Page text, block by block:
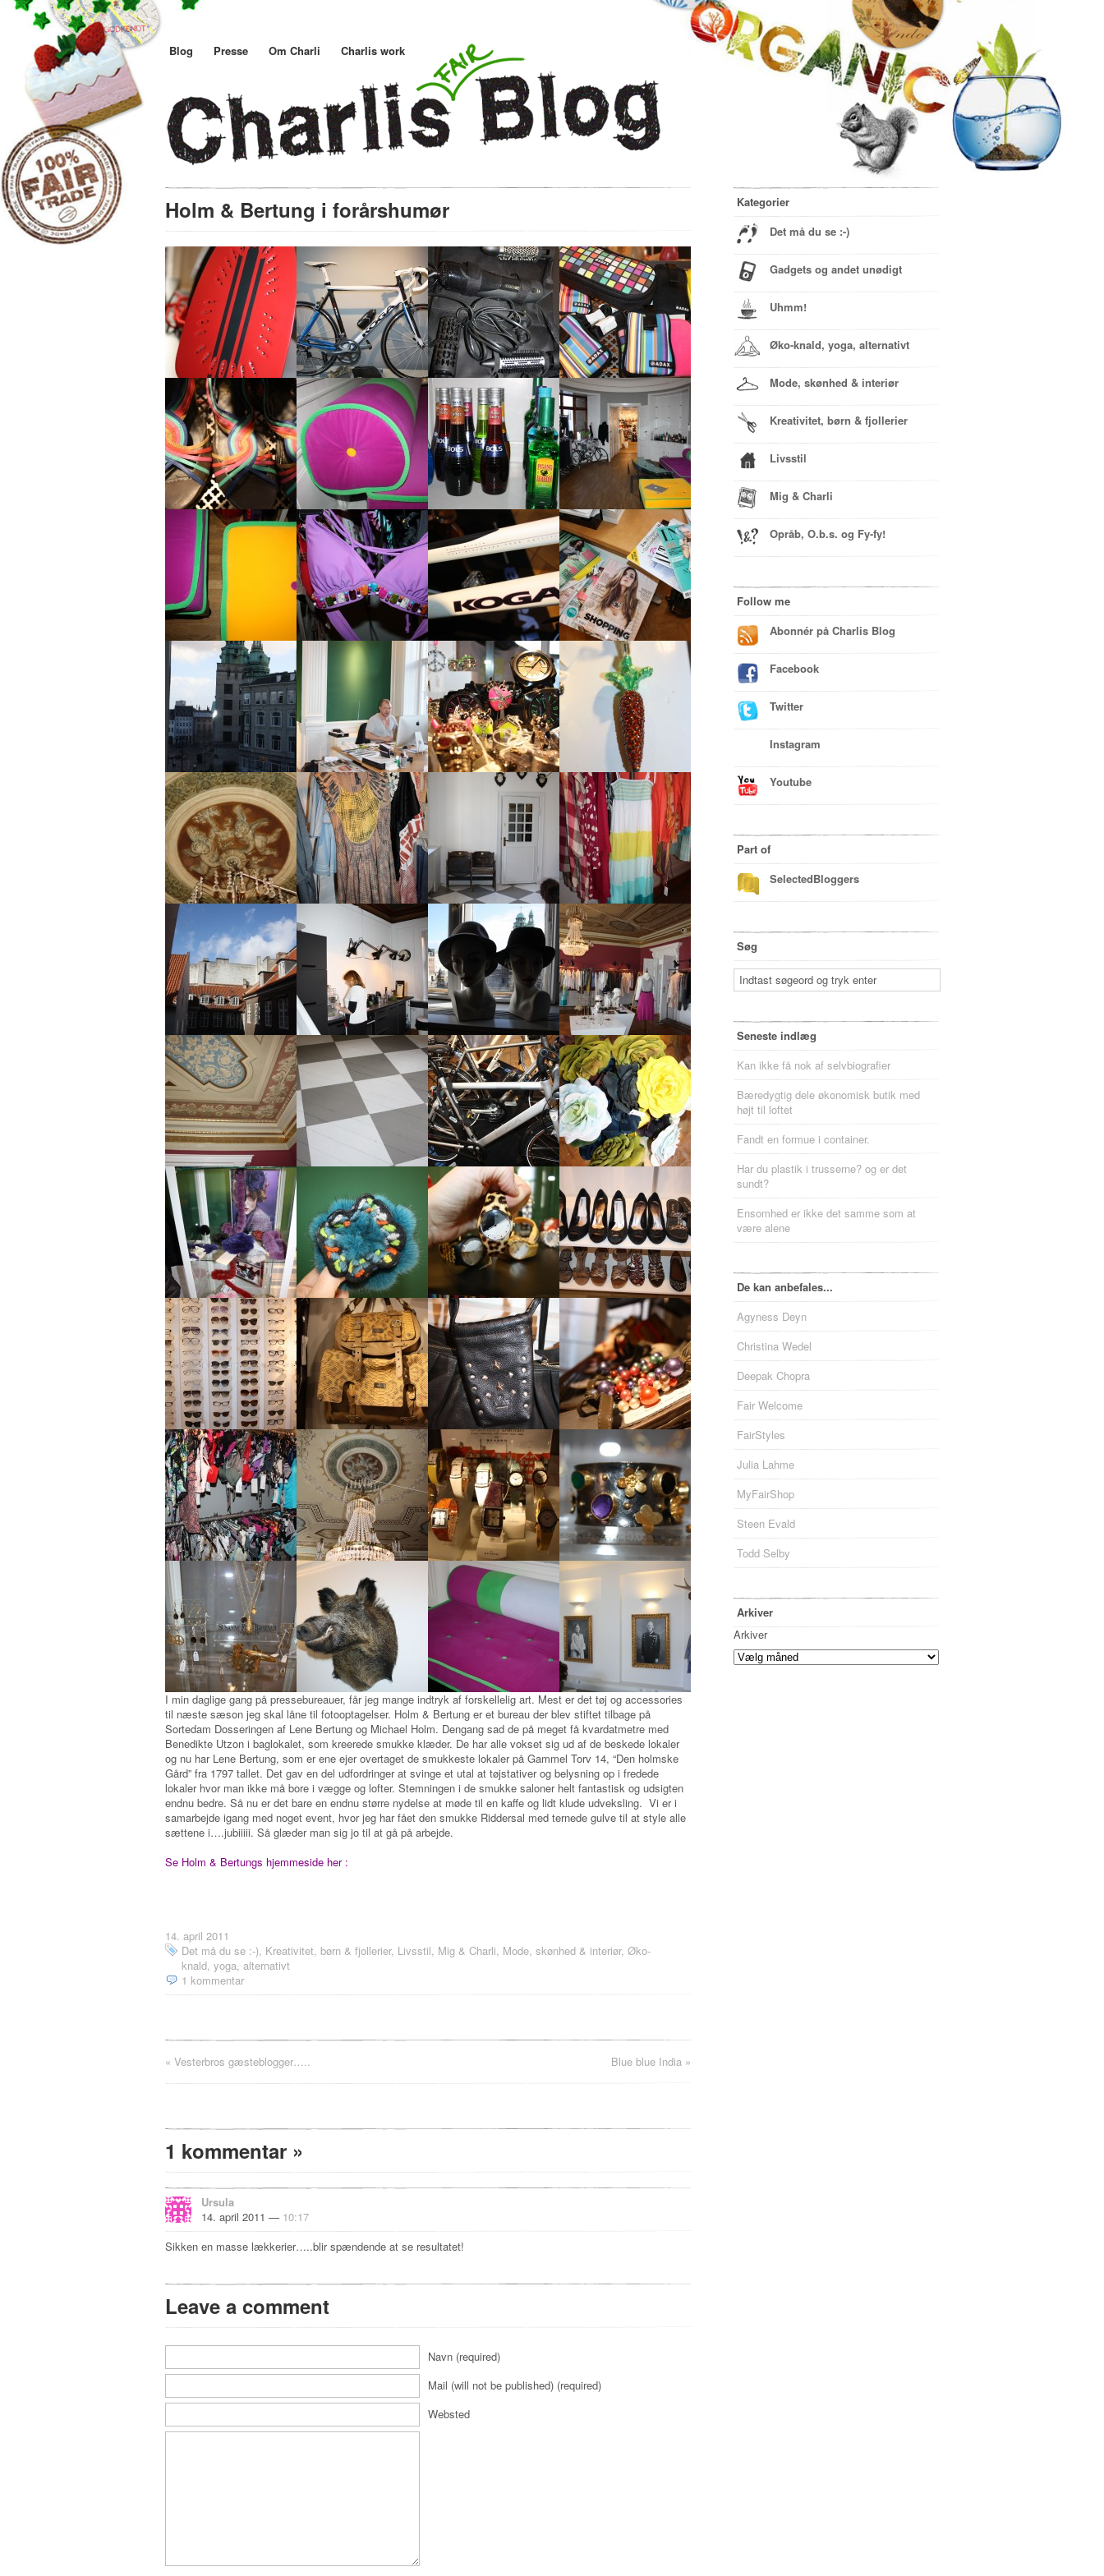
Blog Presse Om Charli Charlis work
Holm & Bertung i forårshumør
I min daglige gang på pressebureauer, får jeg mange indtryk af forskellelig art. Mest er det tøj og accessories
til næste sæson jeg skal låne til fotooptagelser. Holm & Bertung er et bureau der blev stiftet tilbage på
Sortedam Dosseringen af Lene Bertung og Michael Holm. Dengang sad de på meget få kvardatmetre med
Benedikte Utzon i baglokalet, som kreerede smukke klæder. De har alle vokset sig ud af de beskede lokaler
og nu har Lene Bertung, som er ene ejer overtaget de smukkeste lokaler på Gammel Torv 14, “Den holmske
Gård” fra 1797 tallet. Det gav en del udfordringer at svinge et utal at tøjstativer og belysning op i fredede
lokaler hvor man ikke må bore i vægge og lofter. Stemningen i de smukke saloner helt fantastisk og udsigten
endnu bedre. Så nu er det bare en endnu større nydelse at møde til en kaffe og lidt klude udveksling. Vi er i
samarbejde igang med noget event, hvor jeg har fået den smukke Riddersal med ternede gulve til at style alle
sættene i….jubiiiii. Så glæder man sig jo til at gå på arbejde.
Se Holm & Bertungs hjemmeside her :
14. april 2011
Det må du se :-), Kreativitet, børn & fjollerier, Livsstil, Mig & Charli, Mode, skønhed & interiør, Øko-
knald, yoga, alternativt
1 kommentar
« Vesterbros gæsteblogger….. Blue blue India »
1 kommentar »
Ursula
14. april 2011 — 10:17
Sikken en masse lækkerier…..blir spændende at se resultatet!
Leave a comment
Navn (required)
Mail (will not be published) (required)
Websted
Kategorier
Det må du se :-)
Gadgets og andet unødigt
Uhmm!
Øko-knald, yoga, alternativt
Mode, skønhed & interiør
Kreativitet, børn & fjollerier
Livsstil
Mig & Charli
Opråb, O.b.s. og Fy-fy!
Follow me
Abonnér på Charlis Blog
Facebook
Twitter
Instagram
Youtube
Part of
SelectedBloggers
Søg
Seneste indlæg
Kan ikke få nok af selvbiografier
Bæredygtig dele økonomisk butik med
højt til loftet
Fandt en formue i container.
Har du plastik i trusserne? og er det
sundt?
Ensomhed er ikke det samme som at
være alene
De kan anbefales...
Agyness Deyn
Christina Wedel
Deepak Chopra
Fair Welcome
FairStyles
Julia Lahme
MyFairShop
Steen Evald
Todd Selby
Arkiver
Arkiver